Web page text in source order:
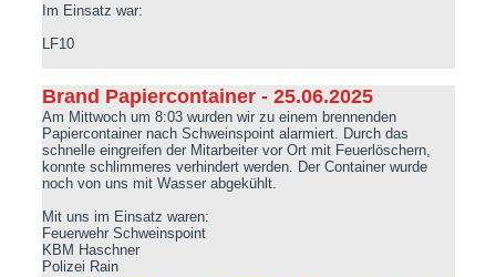
Im Einsatz war:
LF10
Brand Papiercontainer - 25.06.2025
Am Mittwoch um 8:03 wurden wir zu einem brennenden
Papiercontainer nach Schweinspoint alarmiert. Durch das
schnelle eingreifen der Mitarbeiter vor Ort mit Feuerlöschern,
konnte schlimmeres verhindert werden. Der Container wurde
noch von uns mit Wasser abgekühlt.
Mit uns im Einsatz waren:
Feuerwehr Schweinspoint
KBM Haschner
Polizei Rain